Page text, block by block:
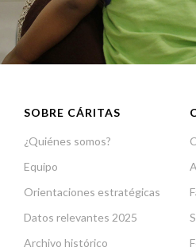
SOBRE CÁRITAS
¿Quiénes somos?
Equipo
Orientaciones estratégicas
Datos relevantes 2025
Archivo histórico